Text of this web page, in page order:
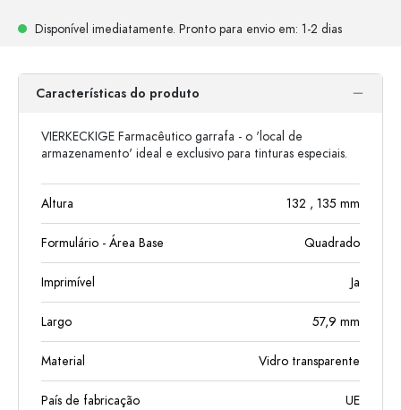
Disponível imediatamente. Pronto para envio em: 1-2 dias
Características do produto
VIERKECKIGE Farmacêutico garrafa - o 'local de
armazenamento' ideal e exclusivo para tinturas especiais.
Altura 132 , 135 mm
Formulário - Área Base Quadrado
Imprimível Ja
Largo 57,9 mm
Material Vidro transparente
País de fabricação UE